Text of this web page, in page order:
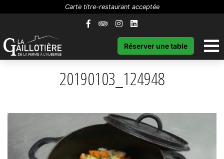
Carte titre-restaurant acceptée
Réserver une table
20190103_124948